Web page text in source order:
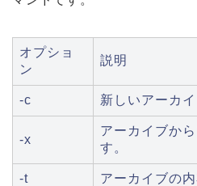
オプショ
ン
説明
-c 新しいアーカ
-x
アーカイブか
す。
-t アーカイブの